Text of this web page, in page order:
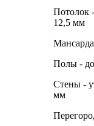
Потолок
12,5 мм
Полы -
Стены -
мм